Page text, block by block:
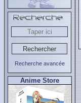
Recherche avancée
Anime Store